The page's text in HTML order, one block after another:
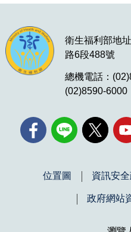
衛生福利部地
路6段488號
總機電話：
(02)8590-6000
位置圖 資訊安
政府網站